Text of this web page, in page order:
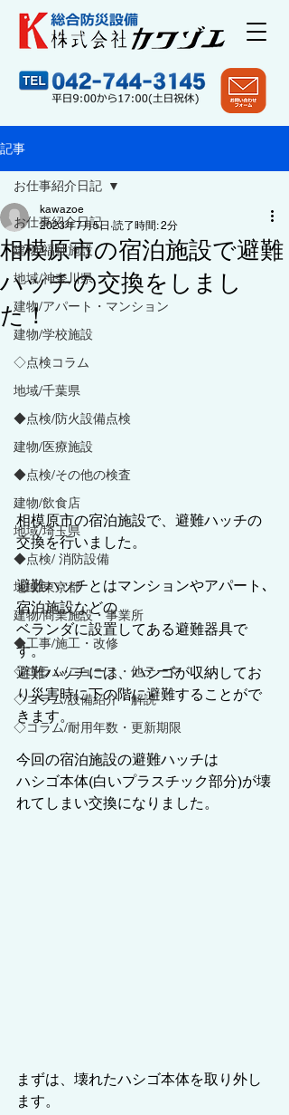
記事
お仕事紹介日記
建物/福祉施設
地域/神奈川県
建物/アパート・マンション
建物/学校施設
◇点検コラム
地域/千葉県
◆点検/防火設備点検
建物/医療施設
◆点検/その他の検査
建物/飲食店
地域/埼玉県
◆点検/ 消防設備
地域/東京都
建物/商業施設・事業所
◆工事/施工・改修
◇コラム/ニュース・他テーマ
◇コラム/設備紹介・解説
◇コラム/耐用年数・更新期限
お仕事紹介日記
相模原市の宿泊施設で避難
ハッチの交換をしまし
た！
kawazoe
2023年7月5日 読了時間: 2分
相模原市の宿泊施設で、避難ハッチの
交換を行いました。
避難ハッチとはマンションやアパート､
宿泊施設などの
ベランダに設置してある避難器具で
す。
避難ハッチには、ハシゴが収納してお
り災害時に下の階に避難することがで
きます。
今回の宿泊施設の避難ハッチは
ハシゴ本体(白いプラスチック部分)が壊
れてしまい交換になりました。
まずは、壊れたハシゴ本体を取り外し
ます。